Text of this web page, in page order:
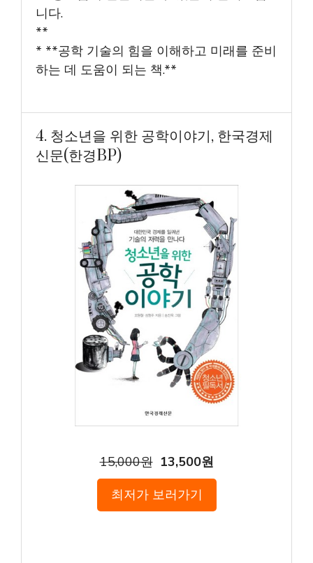
니다.
**
* **공학 기술의 힘을 이해하고 미래를 준비
하는 데 도움이 되는 책.**
4. 청소년을 위한 공학이야기, 한국경제
신문(한경BP)
15,000원 13,500원
최저가 보러가기